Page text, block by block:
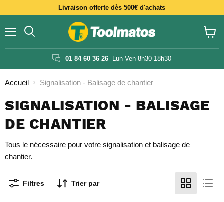
Livraison offerte dès 500€ d'achats
01 84 60 36 26 Lun-Ven 8h30-18h30
le
Accueil Signalisation - Balisage de chantier
SIGNALISATION - BALISAGE
DE CHANTIER
Tous le nécessaire pour votre signalisation et balisage de
chantier.
Filtres Trier par